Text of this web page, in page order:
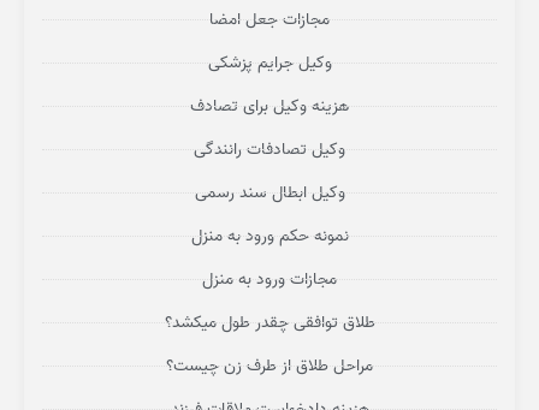
مجازات جعل امضا
وکیل جرایم پزشکی
هزینه وکیل برای تصادف
وکیل تصادفات رانندگی
وکیل ابطال سند رسمی
نمونه حکم ورود به منزل
مجازات ورود به منزل
طلاق توافقی چقدر طول میکشد؟
مراحل طلاق از طرف زن چیست؟